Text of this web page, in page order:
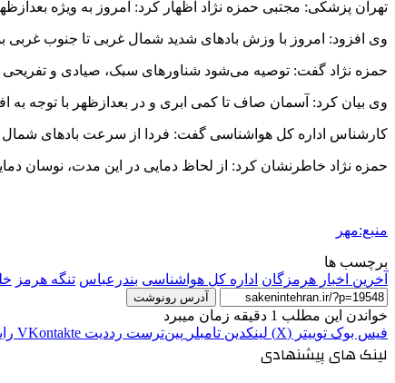
تهران پزشکی: مجتبی حمزه نژاد اظهار کرد: امروز به ویژه
وی افزود: امروز با وزش بادهای شدید شمال غربی تا جنوب
حمزه نژاد گفت: توصیه می‌شود شناورهای سبک، صیادی و تفریحی از
وی بیان کرد: آسمان صاف تا کمی ابری و در بعدازظهر با توجه
کارشناس اداره کل هواشناسی گفت: فردا از سرعت بادهای شمال
حمزه نژاد خاطرنشان کرد: از لحاظ دمایی در این مدت، نوسان دمایی بین ۱ تا ۳ درجه‌ای هوا پیش
منبع:مهر
برچسب ها
آخرین اخبار هرمزگان اداره کل هواشناسی بندرعباس تنگه هرمز
آدرس رونوشت
خواندن این مطلب 1 دقیقه زمان میبرد
فیس بوک توییتر (X) لینکدین ‫تامبلر ‫پین‌ترست ‫رددیت ‫VKontakte
لینک های پیشنهادی